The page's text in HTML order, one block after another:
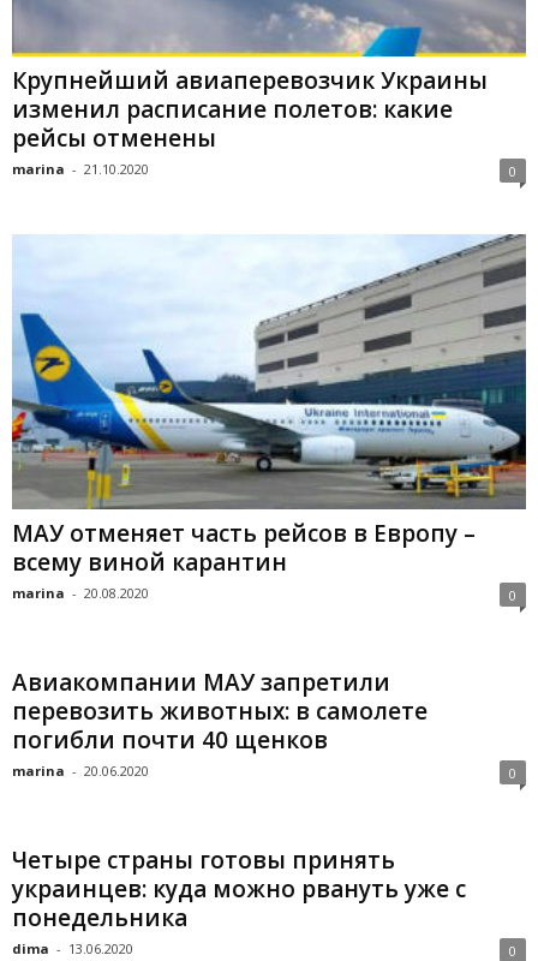
Крупнейший авиаперевозчик Украины
изменил расписание полетов: какие
рейсы отменены
marina - 21.10.2020 0
МАУ отменяет часть рейсов в Европу –
всему виной карантин
marina - 20.08.2020 0
Авиакомпании МАУ запретили
перевозить животных: в самолете
погибли почти 40 щенков
marina - 20.06.2020 0
Четыре страны готовы принять
украинцев: куда можно рвануть уже с
понедельника
dima - 13.06.2020 0